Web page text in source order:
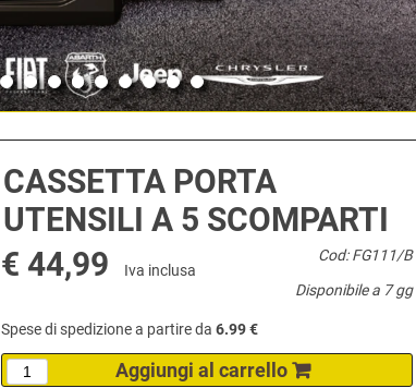
CASSETTA PORTA
UTENSILI A 5 SCOMPARTI
€ 44,99
Iva inclusa
Cod: FG111/B
Disponibile a 7 gg
Spese di spedizione a partire da 6.99 €